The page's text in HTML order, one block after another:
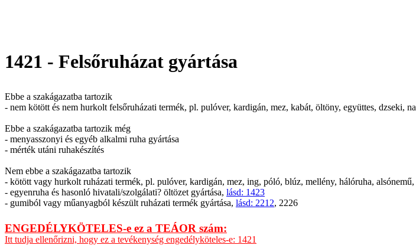
1421 - Felsőruházat gyártása
Ebbe a szakágazatba tartozik
- nem kötött és nem hurkolt felsőruházati termék, pl. pulóver, kardigán, mez, kabát, öltöny, együttes, dzseki,
Ebbe a szakágazatba tartozik még
- menyasszonyi és egyéb alkalmi ruha gyártása
- mérték utáni ruhakészítés
Nem ebbe a szakágazatba tartozik
- kötött vagy hurkolt ruházati termék, pl. pulóver, kardigán, mez, ing, póló, blúz, mellény, hálóruha, alsónemű,
- egyenruha és hasonló hivatali/szolgálati? öltözet gyártása, lásd: 1423
- gumiból vagy műanyagból készült ruházati termék gyártása, lásd: 2212, 2226
ENGEDÉLYKÖTELES-e ez a TEÁOR szám:
Itt tudja ellenőrizni, hogy ez a tevékenység engedélyköteles-e: 1421